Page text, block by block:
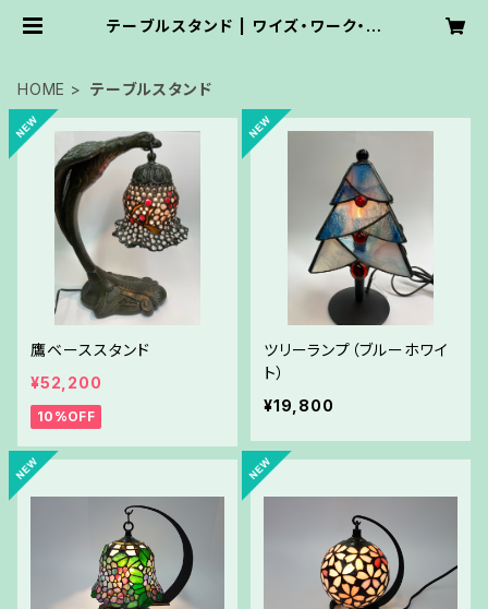
テーブルスタンド | ワイズ・ワーク・ス
HOME テーブルスタンド
鷹ベーススタンド
¥52,200
10%OFF
ツリーランプ（ブルーホワイ
ト）
¥19,800